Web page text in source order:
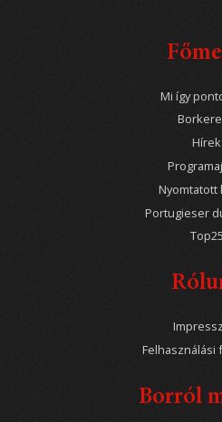
Mi így
Hírek
Nyomtatott
Portugieser
Top25
Felhasználási
Borról